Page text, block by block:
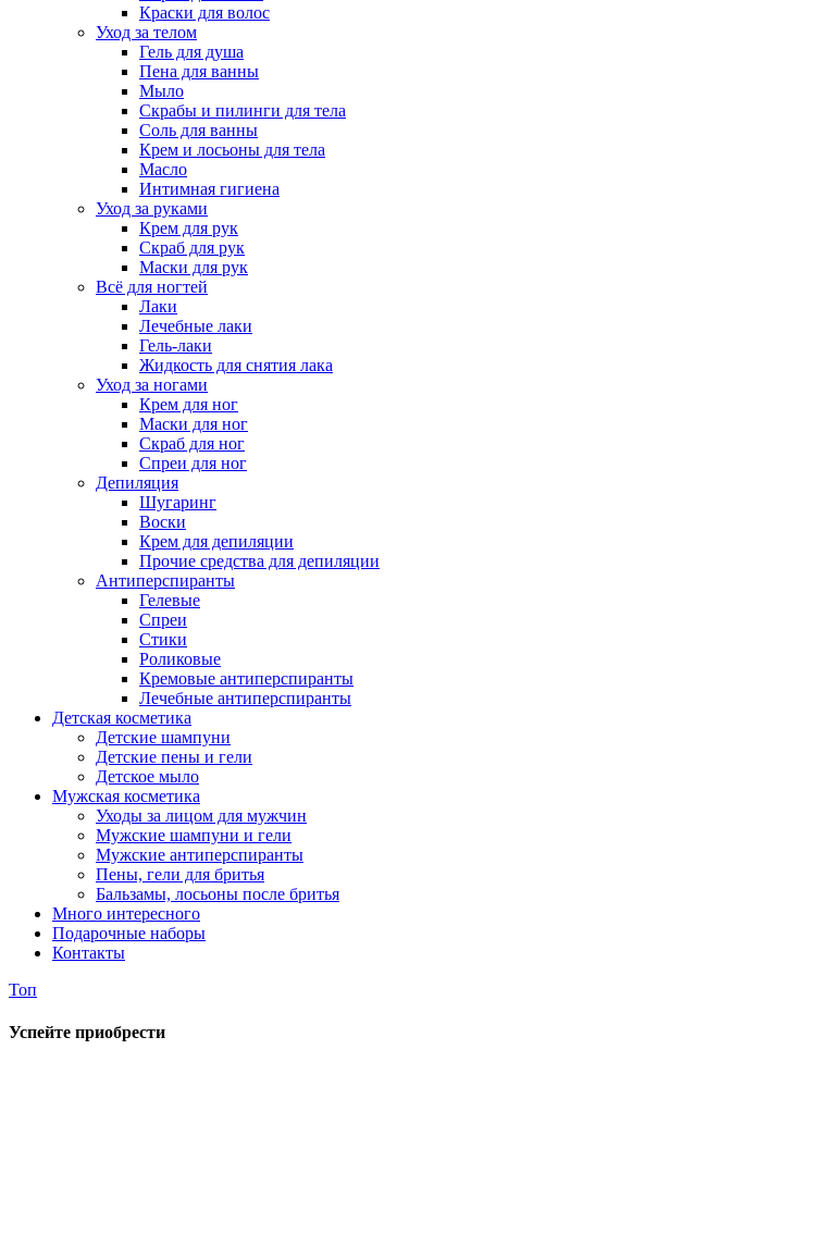
Краски для волос
Уход за телом
Гель для душа
Пена для ванны
Мыло
Скрабы и пилинги для тела
Соль для ванны
Крем и лосьоны для тела
Масло
Интимная гигиена
Уход за руками
Крем для рук
Скраб для рук
Маски для рук
Всё для ногтей
Лаки
Лечебные лаки
Гель-лаки
Жидкость для снятия лака
Уход за ногами
Крем для ног
Маски для ног
Скраб для ног
Спреи для ног
Депиляция
Шугаринг
Воски
Крем для депиляции
Прочие средства для депиляции
Антиперспиранты
Гелевые
Спреи
Стики
Роликовые
Кремовые антиперспиранты
Лечебные антиперспиранты
Детская косметика
Детские шампуни
Детские пены и гели
Детское мыло
Мужская косметика
Уходы за лицом для мужчин
Мужские шампуни и гели
Мужские антиперспиранты
Пены, гели для бритья
Бальзамы, лосьоны после бритья
Много интересного
Подарочные наборы
Контакты
Топ
Успейте приобрести